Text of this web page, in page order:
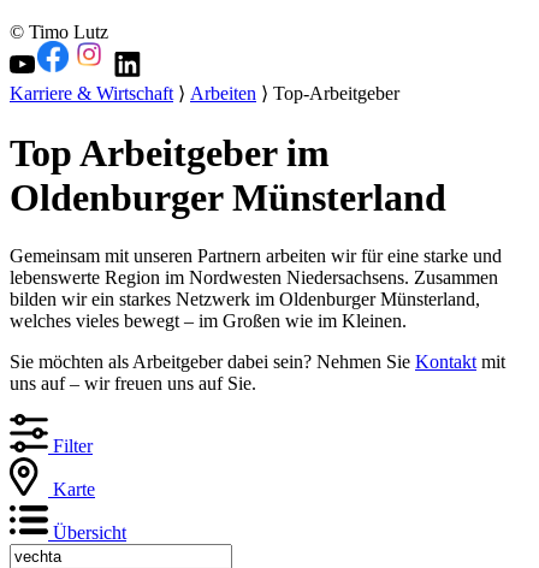
© Timo Lutz
Karriere & Wirtschaft⟩ Arbeiten ⟩ Top-Arbeitgeber
Top Arbeitgeber im
Oldenburger Münsterland
Gemeinsam mit unseren Partnern arbeiten wir für eine starke und
lebenswerte Region im Nordwesten Niedersachsens. Zusammen
bilden wir ein starkes Netzwerk im Oldenburger Münsterland,
welches vieles bewegt – im Großen wie im Kleinen.
Sie möchten als Arbeitgeber dabei sein? Nehmen Sie Kontakt mit
uns auf – wir freuen uns auf Sie.
Filter
Karte
Übersicht